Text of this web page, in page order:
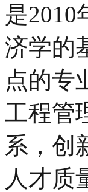
是2010
济学的
点的专
工程管
系，创
人才质